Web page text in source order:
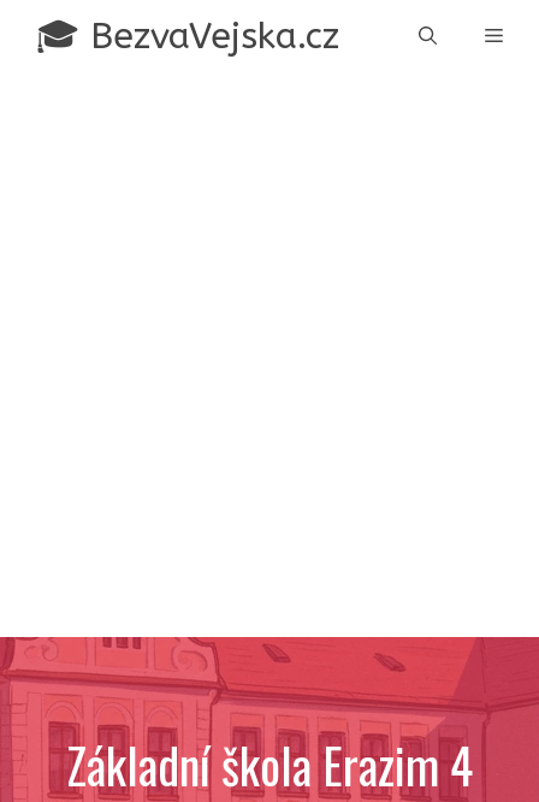
Přeskočit🎓 BezvaVejska.cz
Základní škola Erazim 4